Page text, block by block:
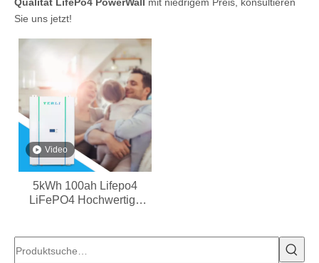
Sie uns jetzt!
Video
5kWh 100ah Lifepo4
LiFePO4 Hochwertige